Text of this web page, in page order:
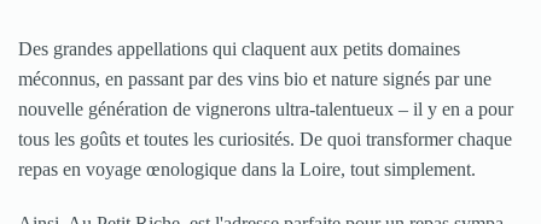
Des grandes appellations qui claquent aux petits domaines
méconnus, en passant par des vins bio et nature signés par une
nouvelle génération de vignerons ultra-talentueux – il y en a pour
tous les goûts et toutes les curiosités. De quoi transformer chaque
repas en voyage œnologique dans la Loire, tout simplement.